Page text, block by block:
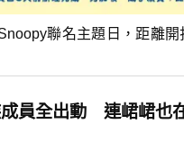
聯名主題日，距離
員全出動 連峮峮也